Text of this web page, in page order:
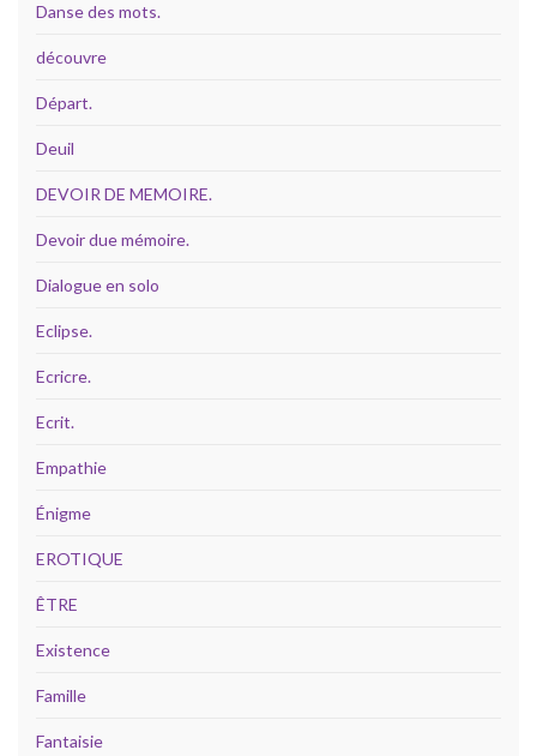
Danse des mots.
découvre
Départ.
Deuil
DEVOIR DE MEMOIRE.
Devoir due mémoire.
Dialogue en solo
Eclipse.
Ecricre.
Ecrit.
Empathie
Énigme
EROTIQUE
ÊTRE
Existence
Famille
Fantaisie